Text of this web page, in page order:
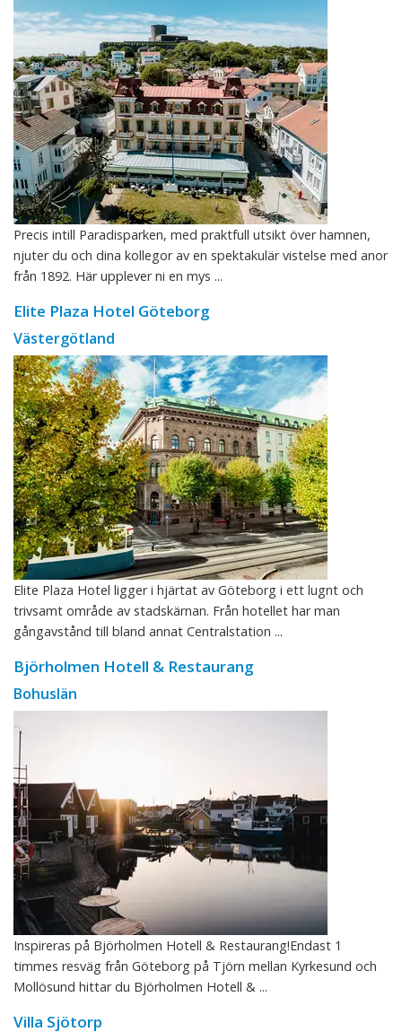
Precis intill Paradisparken, med praktfull utsikt över hamnen,
njuter du och dina kollegor av en spektakulär vistelse med anor
från 1892. Här upplever ni en mys ...
Elite Plaza Hotel Göteborg
Västergötland
Elite Plaza Hotel ligger i hjärtat av Göteborg i ett lugnt och
trivsamt område av stadskärnan. Från hotellet har man
gångavstånd till bland annat Centralstation ...
Björholmen Hotell & Restaurang
Bohuslän
Inspireras på Björholmen Hotell & Restaurang!Endast 1
timmes resväg från Göteborg på Tjörn mellan Kyrkesund och
Mollösund hittar du Björholmen Hotell & ...
Villa Sjötorp